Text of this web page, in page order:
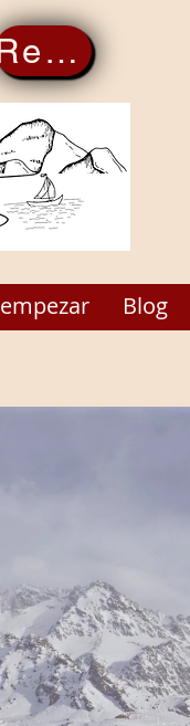
Regístrate ahora
empezar Blog